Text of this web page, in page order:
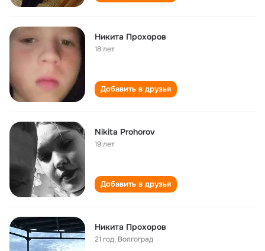
Никита Прохоров
18 лет
Добавить в друзья
Nikita Prohorov
19 лет
Добавить в друзья
Никита Прохоров
21 год, Волгоград